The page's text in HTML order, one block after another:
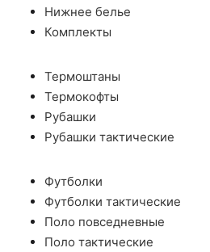
Нижнее белье
Комплекты
Термоштаны
Термокофты
Рубашки
Рубашки тактические
Футболки
Футболки тактические
Поло повседневные
Поло тактические